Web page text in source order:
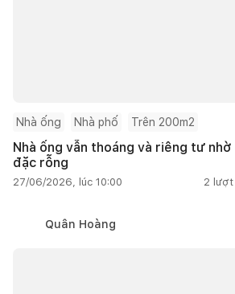
Nhà ống Nhà phố Trên 200m2
Nhà ống vẫn thoáng và riêng tư
đặc rỗng
27/06/2026, lúc 10:00 2 lượt
Quân Hoàng